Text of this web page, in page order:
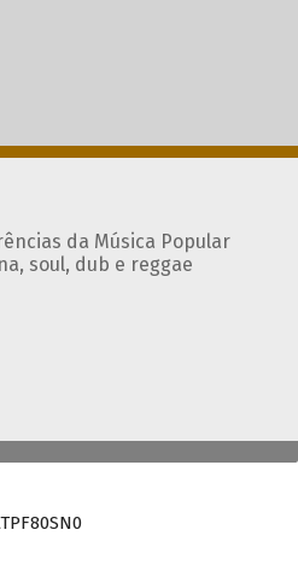
da Música Popular
soul, dub e reggae